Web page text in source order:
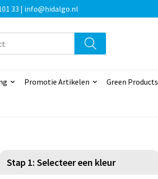
33 | info@hidalgo.nl
Promotie Artikelen Green Products
Stap 1: Selecteer een kleur